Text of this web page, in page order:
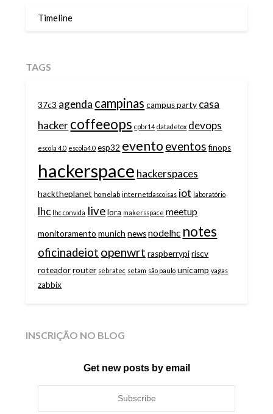
Timeline
TAGS
37c3 agenda campinas campus party casa
hackercoffeeops cpbr14 datadetox devops
escola 4.0 escola4.0 esp32 evento eventos finops
hackerspace hackerspaces
hacktheplanet homelab internetdascoisas iot laboratório
lhc lhc convida live lora makersspace meetup
monitoramento munich news nodelhc notes
oficinadeiot openwrt raspberrypi riscv
roteador router sebratec setam são paulo unicamp vagas
zabbix
INSCRIÇÃO NO BLOG
Get new posts by email